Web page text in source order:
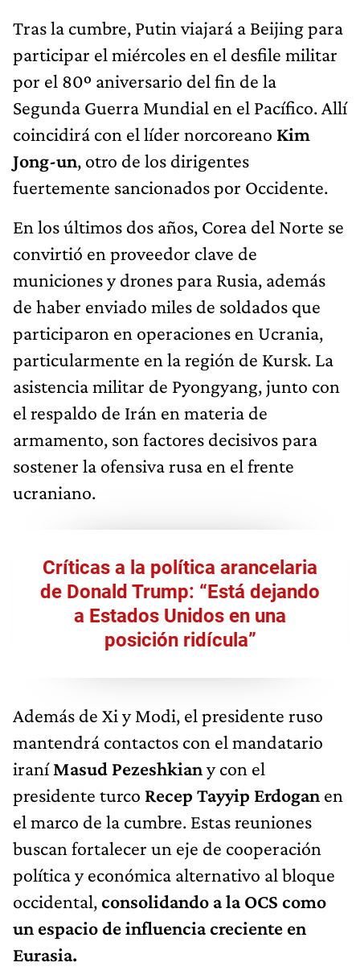
Tras la cumbre, Putin viajará a Beijing para
participar el miércoles en el desfile militar
por el 80º aniversario del fin de la
Segunda Guerra Mundial en el Pacífico. Allí
coincidirá con el líder norcoreano Kim
Jong-un, otro de los dirigentes
fuertemente sancionados por Occidente.
En los últimos dos años, Corea del Norte se
convirtió en proveedor clave de
municiones y drones para Rusia, además
de haber enviado miles de soldados que
participaron en operaciones en Ucrania,
particularmente en la región de Kursk. La
asistencia militar de Pyongyang, junto con
el respaldo de Irán en materia de
armamento, son factores decisivos para
sostener la ofensiva rusa en el frente
ucraniano.
Críticas a la política arancelaria
de Donald Trump: “Está dejando
a Estados Unidos en una
posición ridícula”
Además de Xi y Modi, el presidente ruso
mantendrá contactos con el mandatario
iraníMasud Pezeshkiany con el
presidente turco Recep Tayyip Erdogan en
el marco de la cumbre. Estas reuniones
buscan fortalecer un eje de cooperación
política y económica alternativo al bloque
occidental,consolidando a la OCS como
un espacio de influencia creciente en
Eurasia.